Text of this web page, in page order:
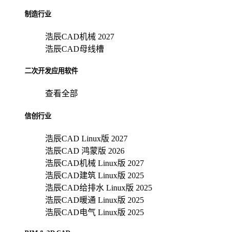
制造行业
浩辰CAD机械 2027
浩辰CAD母线槽
二次开发应用软件
查看全部
信创行业
浩辰CAD Linux版 2027
浩辰CAD 鸿蒙版 2026
浩辰CAD机械 Linux版 2027
浩辰CAD建筑 Linux版 2025
浩辰CAD给排水 Linux版 2025
浩辰CAD暖通 Linux版 2025
浩辰CAD电气 Linux版 2025